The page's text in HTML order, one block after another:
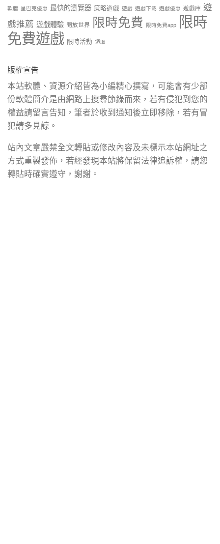
軟體 星巴克優惠 最快的瀏覽器 策略遊戲 遊戲 遊戲下載 遊戲優惠 遊戲庫 遊
戲推薦 遊戲體驗 開放世界 限時免費 限時免費app
限時
免費遊戲 限時活動 領取
版權宣告
本站軟體、資源介紹皆為小編精心撰寫，可能會有少部
份軟體簡介是由網路上搜尋節錄而來，若有侵犯到您的
權益請留言告知，筆者於收到通知後立即移除，若有冒
犯請多見諒。
站內文章嚴禁全文轉貼或修改內容及未標示本站網址之
方式重製發佈，若經發現本站將保留法律追訴權，請您
轉貼時確實遵守，謝謝。